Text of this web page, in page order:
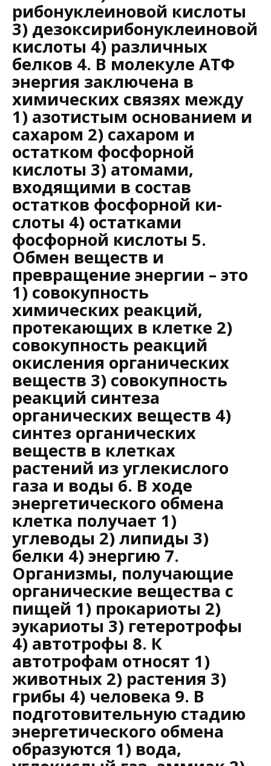
рибонуклеиновой кислоты
3) дезоксирибонуклеиновой
кислоты 4) различных
белков 4. В молекуле АТФ
энергия заключена в
химических связях между
1) азотистым основанием и
сахаром 2) сахаром и
остатком фосфорной
кислоты 3) атомами,
входящими в состав
остатков фосфорной ки­
слоты 4) остатками
фосфорной кислоты 5.
Обмен веществ и
превращение энергии – это
1) совокупность
химических реакций,
протекающих в клетке 2)
совокупность реакций
окисления органических
веществ 3) совокупность
реакций синтеза
органических веществ 4)
синтез органических
веществ в клетках
растений из углекислого
газа и воды 6. В ходе
энергетического обмена
клетка получает 1)
углеводы 2) липиды 3)
белки 4) энергию 7.
Организмы, получающие
органические вещества с
пищей 1) прокариоты 2)
эукариоты 3) гетеротрофы
4) автотрофы 8. К
автотрофам относят 1)
животных 2) растения 3)
грибы 4) человека 9. В
подготовительную стадию
энергетического обмена
образуются 1) вода,